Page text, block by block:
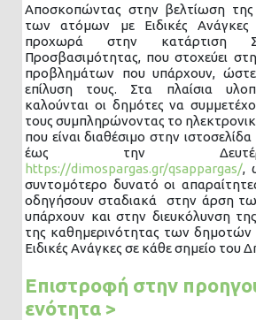
Αποσκοπώντας στην βελτίωση της
των ατόμων με Ειδικές
προχωρά στην κατάρτιση
Προσβασιμότητας, που στοχεύει
προβλημάτων που υπάρχουν,
επίλυση τους. Στα πλαίσια
καλούνται οι δημότες να
τους συμπληρώνοντας το
που είναι διαθέσιμο στην
έως την
https://dimospargas.gr/qsappargas/,
συντομότερο δυνατό οι
οδηγήσουν σταδιακά στην άρση
υπάρχουν και στην διευκόλυνση
της καθημερινότητας των δημοτών
Ειδικές Ανάγκες σε κάθε σημείο του
Επιστροφή στην
ενότητα >